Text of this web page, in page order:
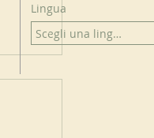
Lingua